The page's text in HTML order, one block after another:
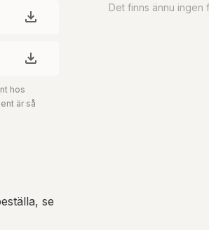
hos
är så
se
Det finns ännu